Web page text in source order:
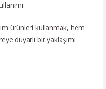
ürünleri kullanmak, hem
duyarlı bir yaklaşımı